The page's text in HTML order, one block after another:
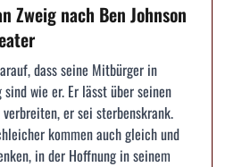
Zweig nach Ben Johnson
dass seine Mitbürger in
wie er. Er lässt über seinen
er sei sterbenskrank.
kommen auch gleich und
in der Hoffnung in seinem